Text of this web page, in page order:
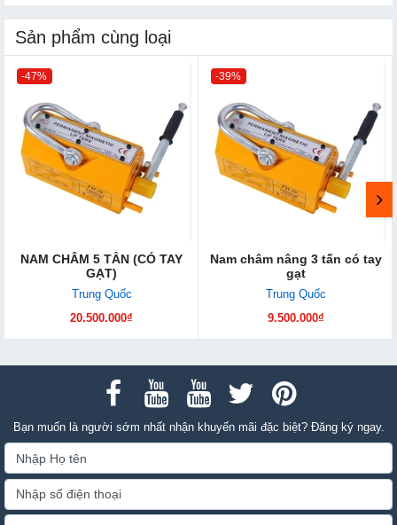
Sản phẩm cùng loại
-47%
NAM CHÂM 5 TẤN (CÓ TAY
GẠT)
Trung Quốc
20.500.000₫
-39%
Nam châm nâng 3 tấn có tay
gạt
Trung Quốc
9.500.000₫
Bạn muốn là người sớm nhất nhận khuyến mãi đặc biệt? Đăng ký ngay.